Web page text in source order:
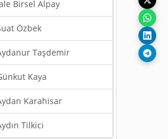
Birsel Alpay
Özbek
Taşdemir
Kaya
Karahisar
Tilkici